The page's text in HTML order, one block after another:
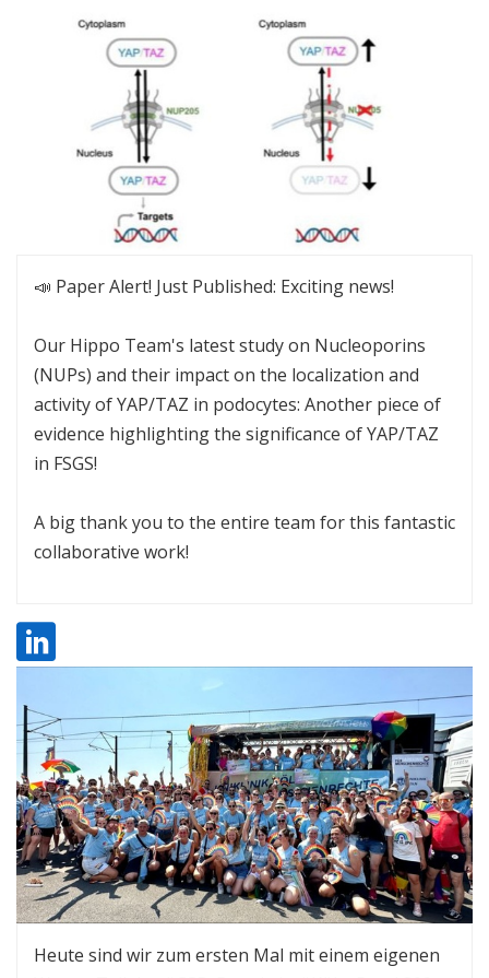
📣 Paper Alert! Just Published: Exciting news!
Our Hippo Team's latest study on Nucleoporins
(NUPs) and their impact on the localization and
activity of YAP/TAZ in podocytes: Another piece of
evidence highlighting the significance of YAP/TAZ
in FSGS!
A big thank you to the entire team for this fantastic
collaborative work!
Heute sind wir zum ersten Mal mit einem eigenen